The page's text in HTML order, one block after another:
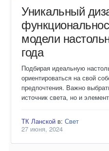
Уникальный
модели
года
Подбирая идеальную
ориентироваться на свой
предпочтения. Важно
источник света, но и
ТК Ланской в: Свет
27 июня, 2024